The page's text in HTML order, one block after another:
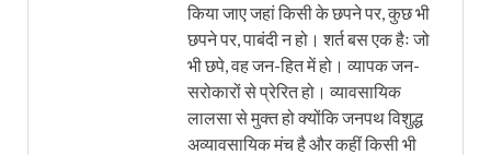
किया जाए जहां किसी के छपने पर, कुछ भी
छपने पर, पाबंदी न हो। शर्त बस एक हैः जो
भी छपे, वह जन-हित में हो। व्यापक जन-
सरोकारों से प्रेरित हो। व्यावसायिक
लालसा से मुक्त हो क्योंकि जनपथ विशुद्ध
अव्यावसायिक मंच है और कहीं किसी भी